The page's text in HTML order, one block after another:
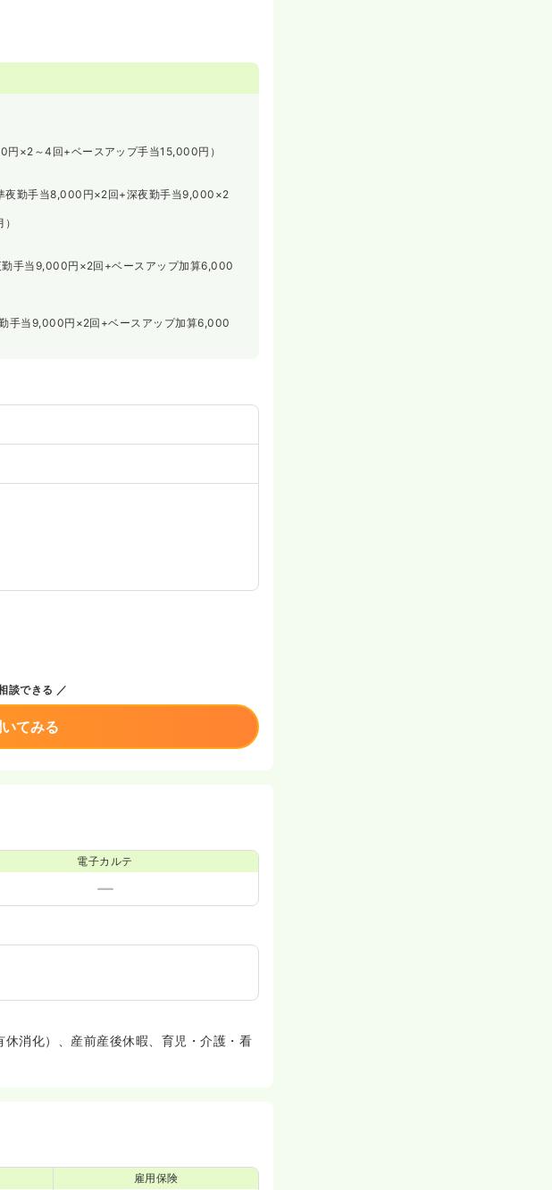
×2～4回+ベースアップ手当15,000円）
勤手当8,000円×2回+深夜勤手当9,000×2
手当9,000円×2回+ベースアップ加算6,000
手当9,000円×2回+ベースアップ加算6,000
談できる
てみる
電子カルテ
休消化）、産前産後休暇、育児・介護・看
雇用保険